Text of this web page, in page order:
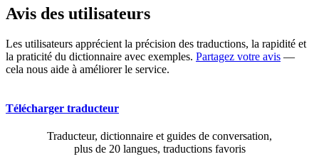
Avis des utilisateurs
Les utilisateurs apprécient la précision des traductions, la rapidité et
la praticité du dictionnaire avec exemples. Partagez votre avis —
cela nous aide à améliorer le service.
Télécharger traducteur
Traducteur, dictionnaire et guides de conversation,
plus de 20 langues, traductions favoris